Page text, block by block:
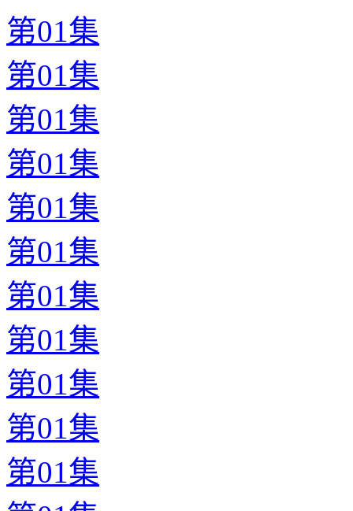
第01集
第01集
第01集
第01集
第01集
第01集
第01集
第01集
第01集
第01集
第01集